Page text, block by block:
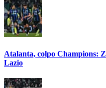
Atalanta, colpo Champions:
Lazio